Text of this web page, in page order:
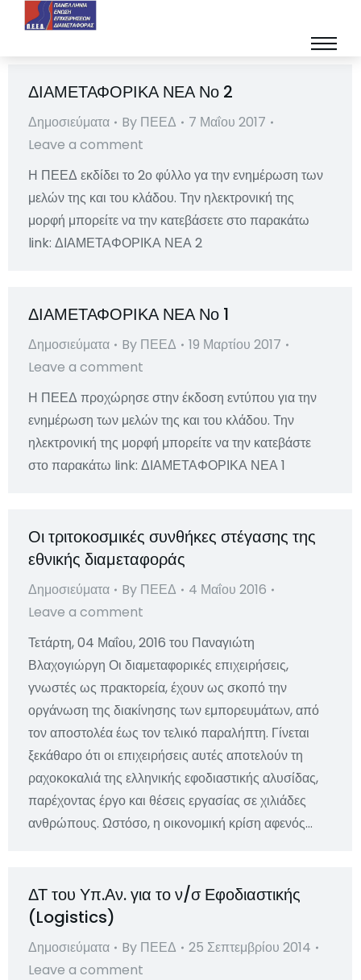
ΔΙΑΜΕΤΑΦΟΡΙΚΑ ΝΕΑ Νο 2
Δημοσιεύματα By ΠΕΕΔ
7 Μαΐου 2017
Leave a comment
Η ΠΕΕΔ εκδίδει το 2ο φύλλο γα την ενημέρωση των
μελών της και του κλάδου. Την ηλεκτρονική της
μορφή μπορείτε να την κατεβάσετε στο παρακάτω
link: ΔΙΑΜΕΤΑΦΟΡΙΚΑ ΝΕΑ 2
ΔΙΑΜΕΤΑΦΟΡΙΚΑ ΝΕΑ Νο 1
Δημοσιεύματα By ΠΕΕΔ
19 Μαρτίου 2017
Leave a comment
Η ΠΕΕΔ προχώρησε στην έκδοση εντύπου για την
ενημέρωση των μελών της και του κλάδου. Την
ηλεκτρονική της μορφή μπορείτε να την κατεβάστε
στο παρακάτω link: ΔΙΑΜΕΤΑΦΟΡΙΚΑ ΝΕΑ 1
Οι τριτοκοσμικές συνθήκες στέγασης της
εθνικής διαμεταφοράς
Δημοσιεύματα By ΠΕΕΔ
4 Μαΐου 2016
Leave a comment
Τετάρτη, 04 Μαΐου, 2016 του Παναγιώτη
Βλαχογιώργη Οι διαμεταφορικές επιχειρήσεις,
γνωστές ως πρακτορεία, έχουν ως σκοπό την
οργάνωση της διακίνησης των εμπορευμάτων, από
τον αποστολέα έως τον τελικό παραλήπτη. Γίνεται
ξεκάθαρο ότι οι επιχειρήσεις αυτές αποτελούν τη
ραχοκοκαλιά της ελληνικής εφοδιαστικής αλυσίδας,
παρέχοντας έργο και θέσεις εργασίας σε χιλιάδες
ανθρώπους. Ωστόσο, η οικονομική κρίση αφενός…
ΔΤ του Υπ.Αν. για το ν/σ Εφοδιαστικής
(Logistics)
Δημοσιεύματα By ΠΕΕΔ
25 Σεπτεμβρίου 2014
Leave a comment